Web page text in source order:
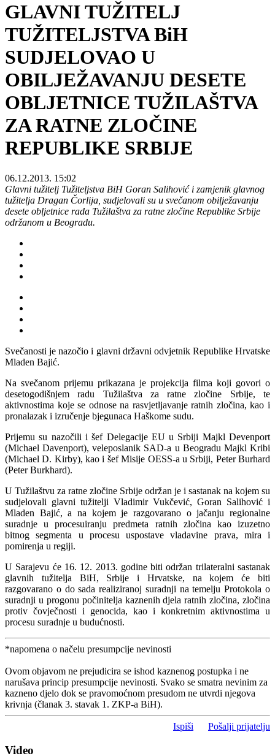
GLAVNI TUŽITELJ
TUŽITELJSTVA BiH
SUDJELOVAO U
OBILJEŽAVANJU DESETE
OBLJETNICE TUŽILAŠTVA
ZA RATNE ZLOČINE
REPUBLIKE SRBIJE
06.12.2013. 15:02
Glavni tužitelj Tužiteljstva BiH Goran Salihović i zamjenik glavnog
tužitelja Dragan Čorlija, sudjelovali su u svečanom obilježavanju
desete obljetnice rada Tužilaštva za ratne zločine Republike Srbije
održanom u Beogradu.
Svečanosti je nazočio i glavni državni odvjetnik Republike Hrvatske
Mladen Bajić.
Na svečanom prijemu prikazana je projekcija filma koji govori o
desetogodišnjem radu Tužilaštva za ratne zločine Srbije, te
aktivnostima koje se odnose na rasvjetljavanje ratnih zločina, kao i
pronalazak i izručenje bjegunaca Haškome sudu.
Prijemu su nazočili i šef Delegacije EU u Srbiji Majkl Devenport
(Michael Davenport), veleposlanik SAD-a u Beogradu Majkl Kribi
(Michael D. Kirby), kao i šef Misije OESS-a u Srbiji, Peter Burhard
(Peter Burkhard).
U Tužilaštvu za ratne zločine Srbije održan je i sastanak na kojem su
sudjelovali glavni tužitelji Vladimir Vukčević, Goran Salihović i
Mladen Bajić, a na kojem je razgovarano o jačanju regionalne
suradnje u procesuiranju predmeta ratnih zločina kao izuzetno
bitnog segmenta u procesu uspostave vladavine prava, mira i
pomirenja u regiji.
U Sarajevu će 16. 12. 2013. godine biti održan trilateralni sastanak
glavnih tužitelja BiH, Srbije i Hrvatske, na kojem će biti
razgovarano o do sada realiziranoj suradnji na temelju Protokola o
suradnji u progonu počinitelja kaznenih djela ratnih zločina, zločina
protiv čovječnosti i genocida, kao i konkretnim aktivnostima u
procesu suradnje u budućnosti.
*napomena o načelu presumpcije nevinosti
Ovom objavom ne prejudicira se ishod kaznenog postupka i ne
narušava princip presumpcije nevinosti. Svako se smatra nevinim za
kazneno djelo dok se pravomoćnom presudom ne utvrdi njegova
krivnja (članak 3. stavak 1. ZKP-a BiH).
Ispiši Pošalji prijatelju
Video